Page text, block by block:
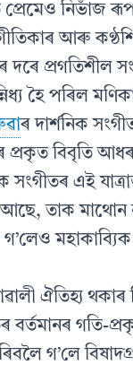
প্ৰেমেও নিভাঁজ
আৰু
দৰে প্ৰগতিশীল
হৈ পৰিল
ৰ দাৰ্শনিক
প্ৰকৃত বিবৃতি
সংগীতৰ এই
তাক মাথোন
মহাকাব্যিক
ঐতিহ্য থকাৰ
গতি-
গ’লে